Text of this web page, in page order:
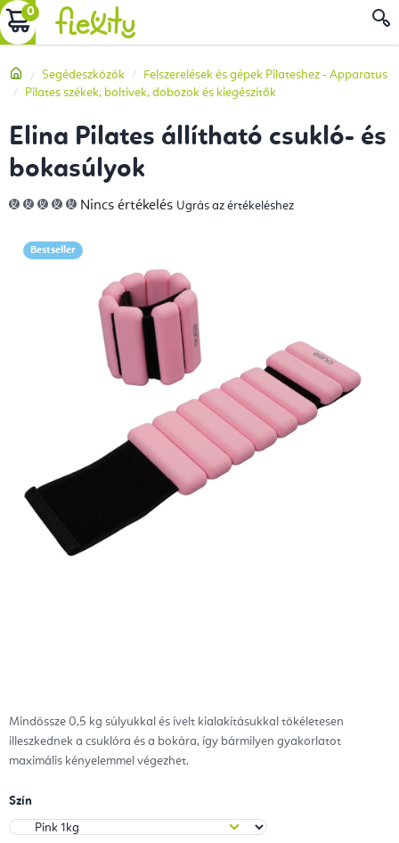
Ugrás
a
tartalomhoz
KOSÁR
Kezdőlap
Segédeszközök
Felszerelések és gépek Pilateshez - Apparatus
Pilates székek, boltívek, dobozok és kiegészítők
Mindössze 0,5 kg súlyukkal és ívelt kialakításukkal tökéletesen
illeszkednek a csuklóra és a bokára, így bármilyen gyakorlatot
maximális kényelemmel végezhet.
Szín
Elina Pilates állítható csukló- és
bokasúlyok
A
termék
5-
ből
Nincs értékelés Ugrás az értékeléshez
Bestseller